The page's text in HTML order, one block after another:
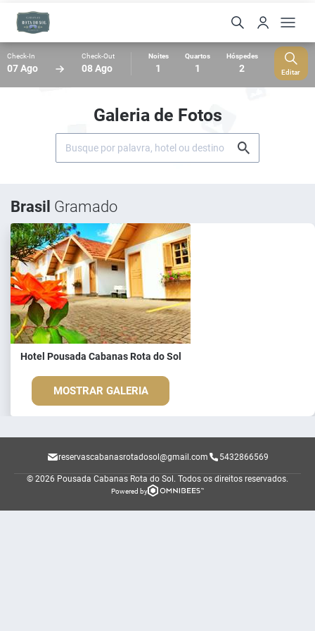
Check-In
07 Ago
Check-Out
08 Ago
Noites
1
Quartos
1
Hóspedes
2 Editar
Galeria de Fotos
Brasil Gramado
Hotel Pousada Cabanas Rota do Sol
MOSTRAR GALERIA
reservascabanasrotadosol@gmail.com 5432866569
© 2026 Pousada Cabanas Rota do Sol. Todos os direitos reservados.
Powered by